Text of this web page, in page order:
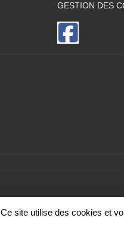
GESTION DES
Ce site utilise des cookies et